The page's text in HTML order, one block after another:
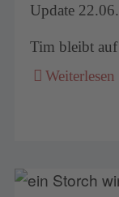
Update
Tim bleibt